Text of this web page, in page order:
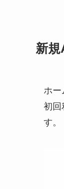
新
ホー
初回
す。